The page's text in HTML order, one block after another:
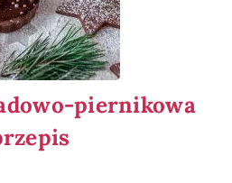
piernikowa